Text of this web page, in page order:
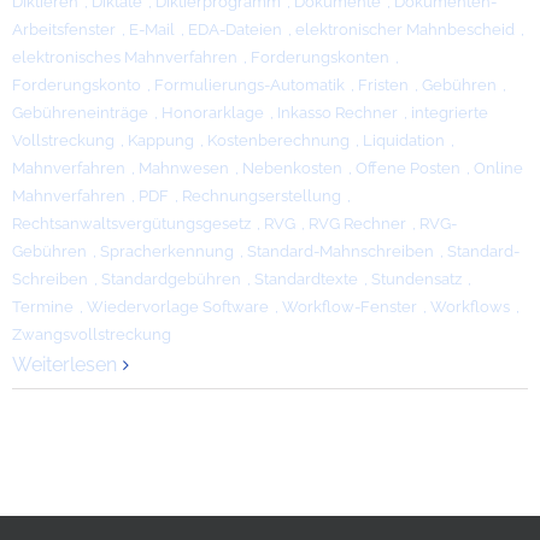
Arbeitsfenster , E-Mail , EDA-Dateien , elektronischer Mahnbescheid ,
elektronisches Mahnverfahren , Forderungskonten ,
Forderungskonto , Formulierungs-Automatik , Fristen , Gebühren ,
Gebühreneinträge , Honorarklage , Inkasso Rechner , integrierte
Vollstreckung , Kappung , Kostenberechnung , Liquidation ,
Mahnverfahren , Mahnwesen , Nebenkosten , Offene Posten , Online
Mahnverfahren , PDF , Rechnungserstellung ,
Rechtsanwaltsvergütungsgesetz , RVG , RVG Rechner , RVG-
Gebühren , Spracherkennung , Standard-Mahnschreiben , Standard-
Schreiben , Standardgebühren , Standardtexte , Stundensatz ,
Termine , Wiedervorlage Software , Workflow-Fenster , Workflows ,
Zwangsvollstreckung
Weiterlesen